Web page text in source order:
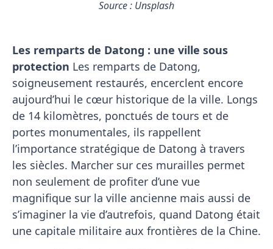
Source : Unsplash
Les remparts de Datong : une ville sous
protection Les remparts de Datong,
soigneusement restaurés, encerclent encore
aujourd’hui le cœur historique de la ville. Longs
de 14 kilomètres, ponctués de tours et de
portes monumentales, ils rappellent
l’importance stratégique de Datong à travers
les siècles. Marcher sur ces murailles permet
non seulement de profiter d’une vue
magnifique sur la ville ancienne mais aussi de
s’imaginer la vie d’autrefois, quand Datong était
une capitale militaire aux frontières de la Chine.